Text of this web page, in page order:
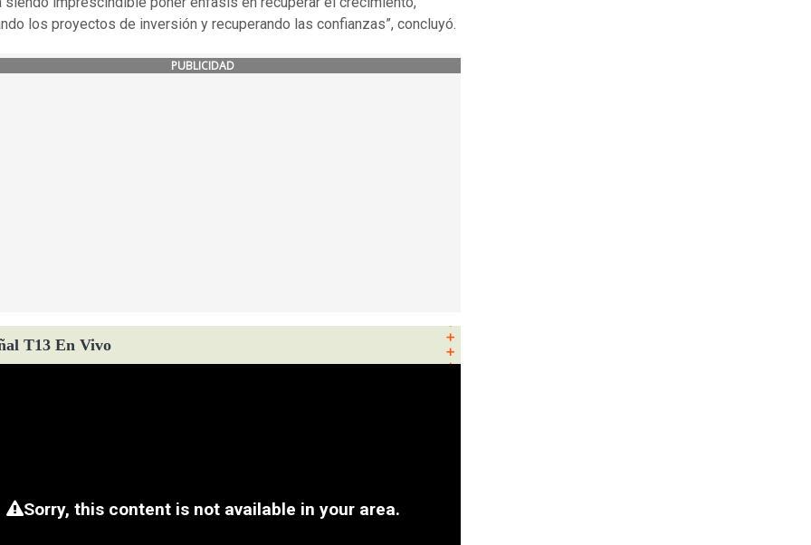
los proyectos de inversión y recuperando las confianzas”, concluyó.
PUBLICIDAD
T13 En Vivo